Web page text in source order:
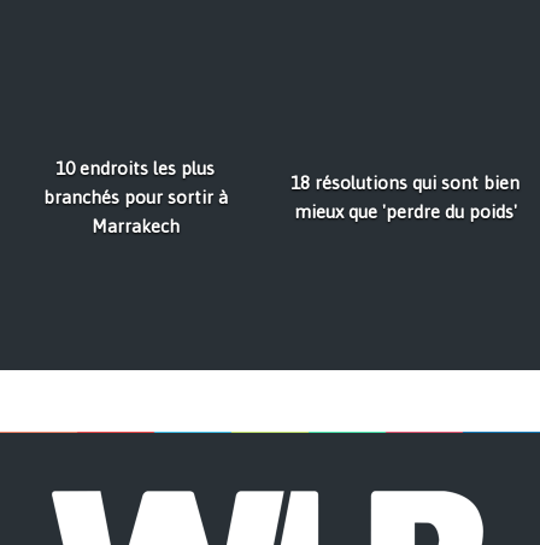
10 endroits les plus
branchés pour sortir à
Marrakech
18 résolutions qui sont bien
mieux que 'perdre du poids'